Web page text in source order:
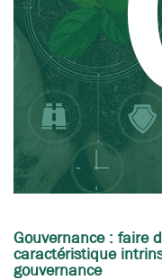
Gouvernance : faire
caractéristique
gouvernance